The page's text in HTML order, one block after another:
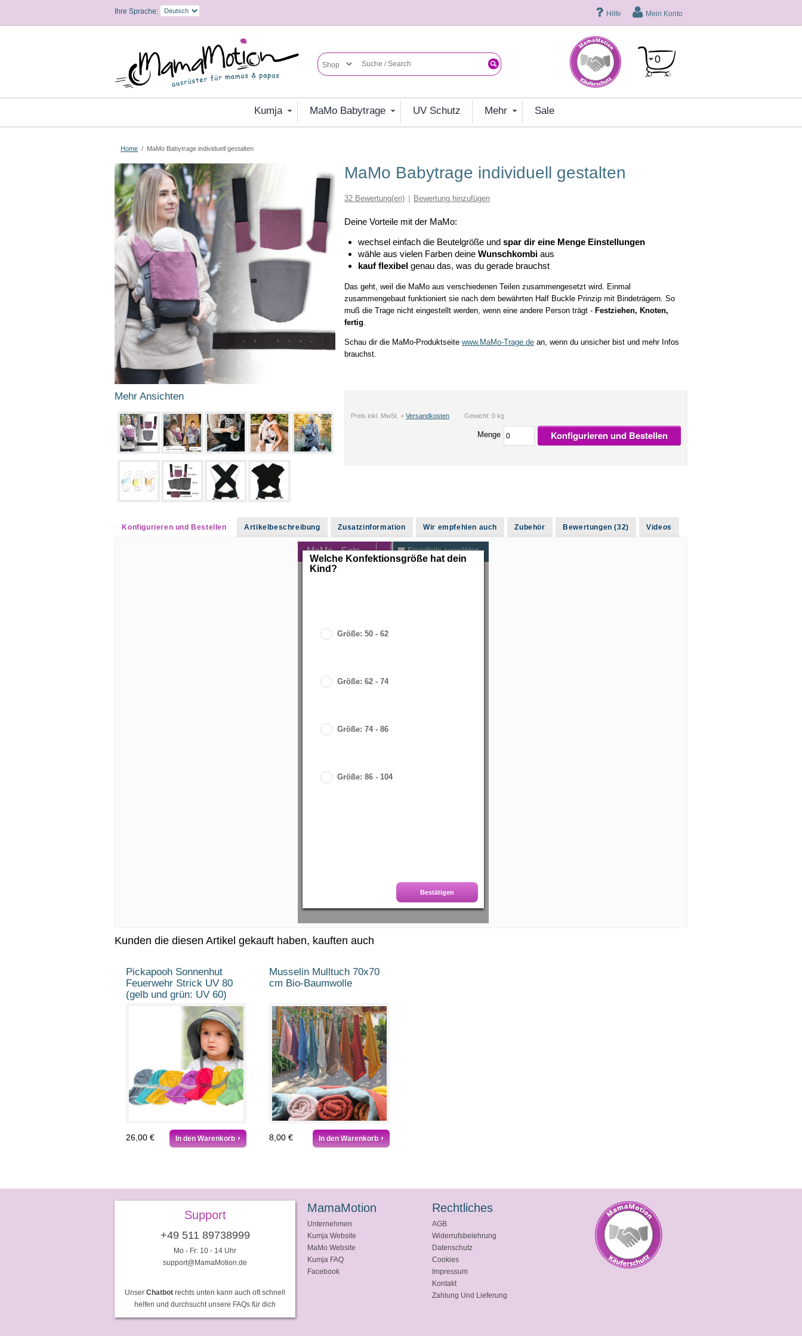
Ihre Sprache: Hilfe Mein Konto
0
Kumja MaMo Babytrage UV Schutz mehr sale
Home / MaMo Babytrage individuell gestalten
Mehr Ansichten
MaMo Babytrage individuell gestalten
32 Bewertung(en) Bewertung hinzufügen
Deine Vorteile mit der MaMo:
wechsel einfach die Beutelgröße und spar dir eine Menge Einstellungen
wähle aus vielen Farben deine Wunschkombiaus
kauf flexibelgenau das, was du gerade brauchst
Das geht, weil die MaMo aus verschiedenen Teilen zusammengesetzt wird. Einmal
zusammengebaut funktioniert sie nach dem bewährten Half Buckle Prinzip mit Bindeträgern. So
muß die Trage nicht eingestellt werden, wenn eine andere Person trägt - Festziehen, Knoten,
fertig.
Schau dir die MaMo-Produktseite www.MaMo-Trage.de an, wenn du unsicher bist und mehr Infos
brauchst.
Preis inkl. MwSt. + Versandkosten Gewicht: 0 kg
Menge Konfigurieren und Bestellen
Konfigurieren und Bestellen Artikelbeschreibung Zusatzinformation Wir empfehlen auch Zubehör Bewertungen (32) Videos
MaMo - Sets Einzelteile auswählen
Zusammenbauen
Welche Konfektionsgröße hat dein
Kind?
Größe: 50 - 62
Größe: 62 - 74
Größe: 74 - 86
Größe: 86 - 104
Bestätigen
Kunden die diesen Artikel gekauft haben, kauften auch
Pickapooh Sonnenhut
Feuerwehr Strick UV 80
(gelb und grün: UV 60)
26,00 € In den Warenkorb
Musselin Mulltuch 70x70
cm Bio-Baumwolle
8,00 € In den Warenkorb
Support
+49 511 89738999
Mo - Fr: 10 - 14 Uhr
support@MamaMotion.de
Unser Chatbot rechts unten kann auch oft schnell
helfen und durchsucht unsere FAQs für dich
MamaMotion
Unternehmen
Kumja Website
MaMo Website
Kumja FAQ
Facebook
Rechtliches
AGB
Widerrufsbelehrung
Datenschutz
Cookies
Impressum
Kontakt
Zahlung Und Lieferung